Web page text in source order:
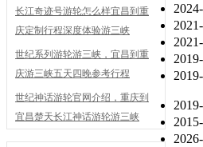
长江奇迹号游轮怎么样宜昌到重
庆定制行程深度体验游三峡
世纪系列游轮游三峡，宜昌到重
庆游三峡五天四晚参考行程
世纪神话游轮官网介绍，重庆到
宜昌楚天长江神话游轮游三峡